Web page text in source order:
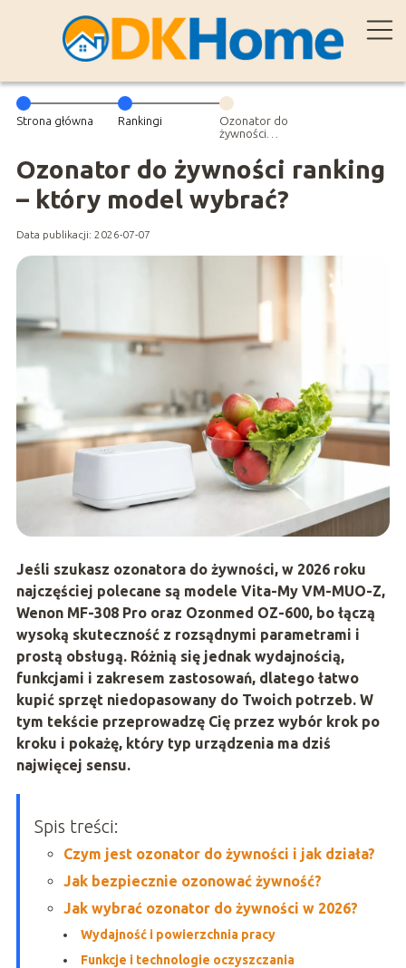
Strona główna Rankingi
Ozonator do
żywności
model wybrać?
Ozonator do żywności ranking
– który model wybrać?
Data publikacji: 2026-07-07
Jeśli szukasz ozonatora do żywności, w 2026 roku
najczęściej polecane są modele Vita-My VM-MUO-Z,
Wenon MF-308 Prooraz Ozonmed OZ-600, bo łączą
wysoką skuteczność z rozsądnymi parametrami i
prostą obsługą. Różnią się jednak wydajnością,
funkcjami i zakresem zastosowań, dlatego łatwo
kupić sprzęt niedopasowany do Twoich potrzeb. W
tym tekście przeprowadzę Cię przez wybór krok po
kroku i pokażę, który typ urządzenia ma dziś
najwięcej sensu.
Spis treści:
Czym jest ozonator do żywności i jak działa?
Jak bezpiecznie ozonować żywność?
Jak wybrać ozonator do żywności w 2026?
Wydajność i powierzchnia pracy
Funkcje i technologie oczyszczania